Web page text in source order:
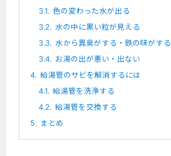
3.1. 色の変わった水が出る
3.2. 水の中に黒い粒が見える
3.3. 水から異臭がする・鉄の味がする
3.4. お湯の出が悪い・出ない
4. 給湯管のサビを解消するには
4.1. 給湯管を洗浄する
4.2. 給湯管を交換する
5. まとめ